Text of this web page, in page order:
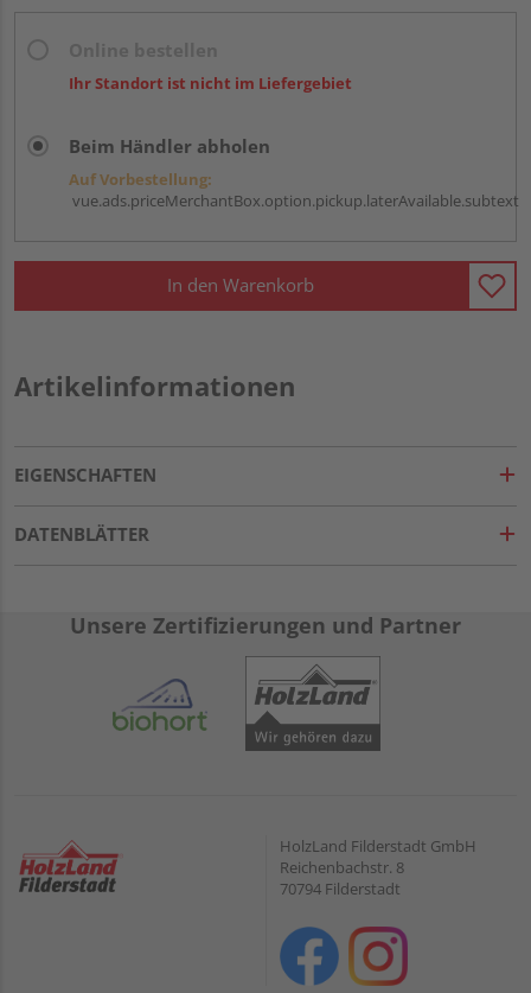
Ihr Standort ist nicht im Liefergebiet
Beim Händler abholen
Auf Vorbestellung:
vue.ads.priceMerchantBox.option.pickup.laterAvailable.subtext
In den Warenkorb
Artikelinformationen
EIGENSCHAFTEN
DATENBLÄTTER
Unsere Zertifizierungen und Partner
HolzLand Filderstadt GmbH
Reichenbachstr. 8
70794 Filderstadt